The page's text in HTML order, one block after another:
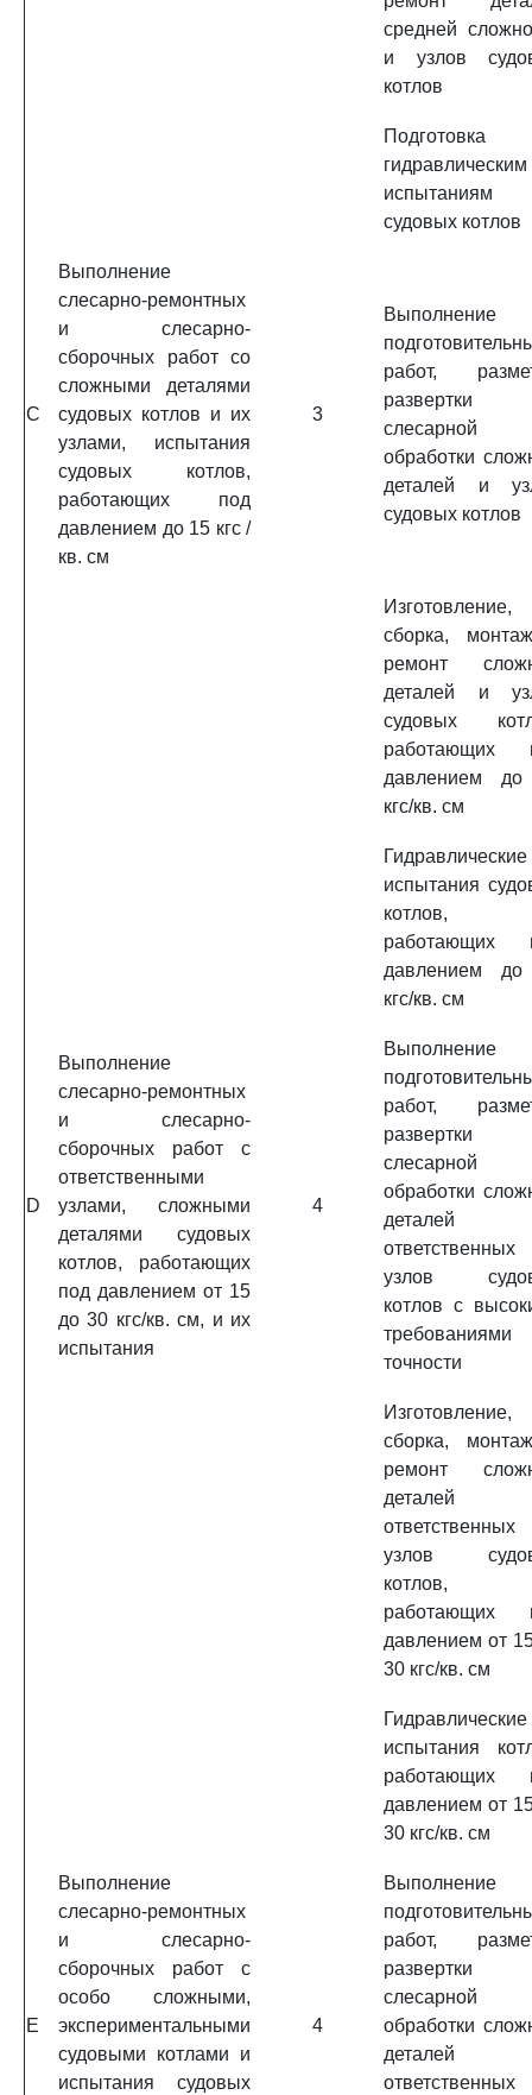
средней
и узлов
котлов
гидравлическим
испытаниям
судовых котлов
C
Выполнение
слесарно-ремонтных
и слесарно-
сборочных работ со
сложными деталями
судовых котлов и их
узлами, испытания
судовых котлов,
работающих под
давлением до 15 кгс /
кв. см
3
Выполнение
работ,
слесарной
обработки
деталей и
судовых котлов
Изготовление,
сборка,
ремонт
деталей и
судовых
работающих
давлением
кгс/кв. см
Гидравлические
испытания
котлов,
работающих
давлением
кгс/кв. см
D
Выполнение
слесарно-ремонтных
и слесарно-
сборочных работ с
ответственными
узлами, сложными
деталями судовых
котлов, работающих
под давлением от 15
до 30 кгс/кв. см, и их
испытания
4
Выполнение
работ,
слесарной
обработки
ответственных
узлов
котлов с
точности
Изготовление,
сборка,
ремонт
ответственных
узлов
котлов,
работающих
давлением от
30 кгс/кв. см
Гидравлические
испытания
работающих
давлением от
30 кгс/кв. см
E
Выполнение
слесарно-ремонтных
и слесарно-
сборочных работ с
особо сложными,
экспериментальными
судовыми котлами и
испытания судовых
4
Выполнение
работ,
слесарной
обработки
ответственных